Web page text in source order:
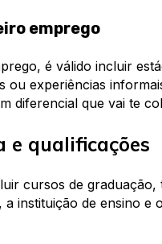
emprego
é válido incluir
ou experiências
diferencial que vai te
e qualificações
cursos de
instituição de ensino e